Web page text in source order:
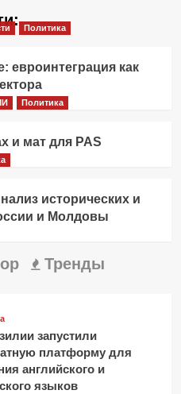
Политика
евроинтеграция как
Политика
и мат для PAS
исторических и
и Молдовы
Тренды
запустили
платформу для
английского и
языков